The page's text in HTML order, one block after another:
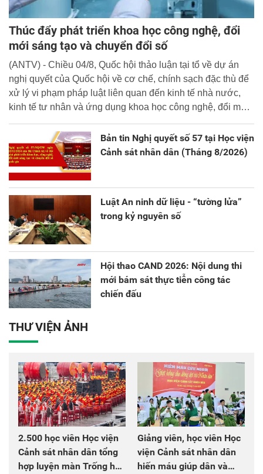
Thúc đẩy phát triển khoa học công nghệ, đổi
mới sáng tạo và chuyển đổi số
(ANTV) - Chiều 04/8, Quốc hội thảo luận tại tổ về dự án
nghị quyết của Quốc hội về cơ chế, chính sạch đặc thù để
xử lý vi phạm pháp luật liên quan đến kinh tế nhà nước,
kinh tế tư nhân và ứng dụng khoa học công nghệ, đổi mới
Bản tin Nghị quyết số 57 tại Học viện
Cảnh sát nhân dân (Tháng 8/2026)
Luật An ninh dữ liệu - “tường lửa”
trong kỷ nguyên số
Hội thao CAND 2026: Nội dung thi
mới bám sát thực tiễn công tác
chiến đấu
THƯ VIỆN ẢNH
2.500 học viên Học viện
Cảnh sát nhân dân tổng
hợp luyện màn Trống hội
Giảng viên, học viên Học
viện Cảnh sát nhân dân
hiến máu giúp dân và